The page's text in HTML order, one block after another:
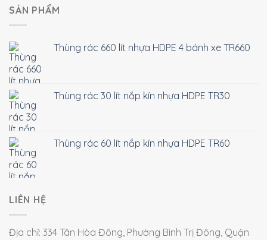
SẢN PHẨM
Thùng rác 660 lít nhựa HDPE 4 bánh xe TR660
Thùng rác 30 lít nắp kín nhựa HDPE TR30
Thùng rác 60 lít nắp kín nhựa HDPE TR60
LIÊN HỆ
Địa chỉ: 334 Tân Hòa Đông, Phường Bình Trị Đông, Quận